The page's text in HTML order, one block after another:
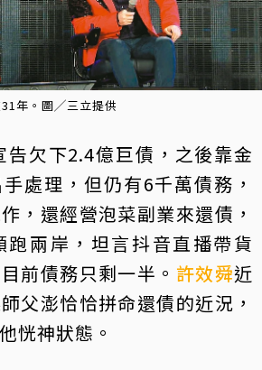
年。圖╱三立提供
告欠下2.4億巨債，之後靠金
處理，但仍有6千萬債務，
，還經營泡菜副業來還債，
跑兩岸，坦言抖音直播帶貨
前債務只剩一半。 許效舜近
父澎恰恰拼命還債的近況，
恍神狀態。